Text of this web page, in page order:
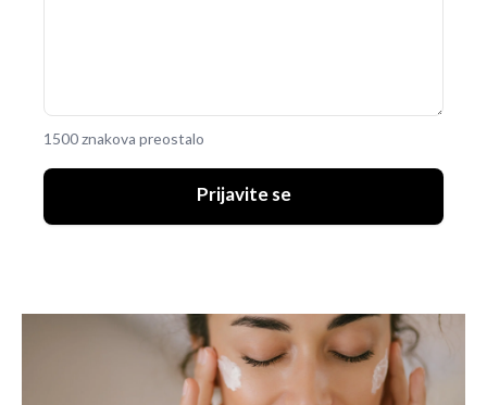
1500 znakova preostalo
Prijavite se